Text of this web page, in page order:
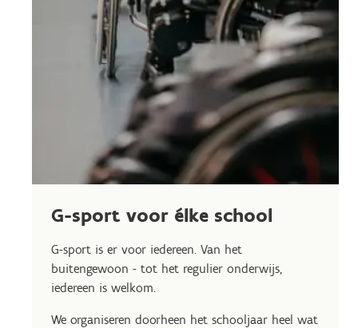
G-sport voor élke school
G-sport is er voor iedereen. Van het
buitengewoon - tot het regulier onderwijs,
iedereen is welkom.
We organiseren doorheen het schooljaar heel wat